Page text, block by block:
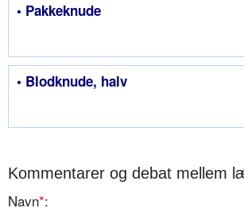
• Pakkeknude
• Blodknude, halv
Kommentarer og debat mellem
Navn*: